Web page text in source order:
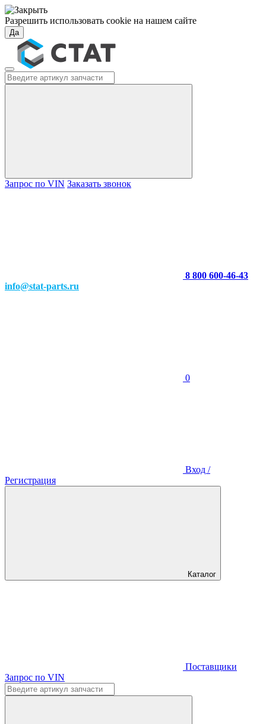
Разрешить использовать cookie на нашем сайте
Да
Запрос по VIN Заказать звонок
8 800 600-46-43
info@stat-parts.ru
0
Вход /
Регистрация
Каталог
Поставщики
Запрос по VIN